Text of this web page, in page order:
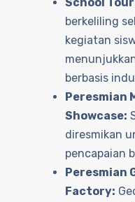
berkeliling
kegiatan
berbasis
Peresmian
Showcase:
diresmikan
pencapaian
Peresmian
Factory: